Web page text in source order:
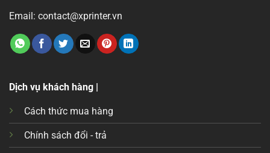
Email: contact@xprinter.vn
Dịch vụ khách hàng |
Cách thức mua hàng
Chính sách đổi - trả